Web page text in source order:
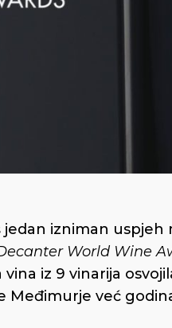
izniman
World Wine
iz 9 vinarija
Međimurje već